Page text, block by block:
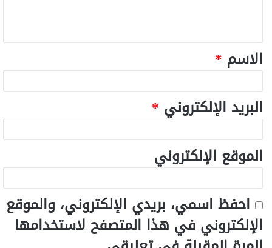
الاسم *
البريد الإلكتروني *
الموقع الإلكتروني
احفظ اسمي، بريدي الإلكتروني، والموقع
الإلكتروني في هذا المتصفح لاستخدامها